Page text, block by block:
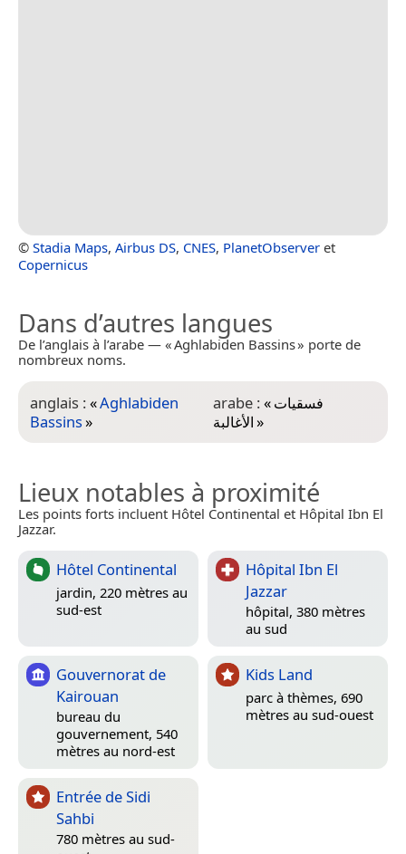
© Stadia Maps, Airbus DS, CNES, PlanetObserver et
Copernicus
Dans d’autres langues
De l’anglais à l’arabe — « Aghlabiden Bassins » porte de
nombreux noms.
anglais :«Aghlabiden
Bassins»
arabe :«فسقيات
الأغالبة»
Lieux notables à proximité
Les points forts incluent Hôtel Continental et Hôpital Ibn El
Jazzar.
Hôtel Continental
jardin, 220 mètres au
sud-est
Hôpital Ibn El
Jazzar
hôpital, 380 mètres
au sud
Gouvernorat de
Kairouan
bureau du
gouvernement, 540
mètres au nord-est
Kids Land
parc à thèmes, 690
mètres au sud-ouest
Entrée de Sidi
Sahbi
780 mètres au sud-